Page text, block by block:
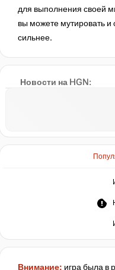
Новости на HGN:
для выполнения своей
вы можете мутировать и
сильнее.
Внимание: игра была в